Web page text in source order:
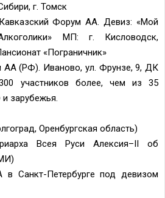
г. Томск
Форум АА. Девиз: «Мой
МП: г. Кисловодск,
«Пограничник»
АА (РФ). Иваново, ул. Фрунзе, 9, ДК
участников более, чем из 35
зарубежья.
Оренбургская область)
Всея Руси Алексия–II об
Санкт-Петербурге под девизом